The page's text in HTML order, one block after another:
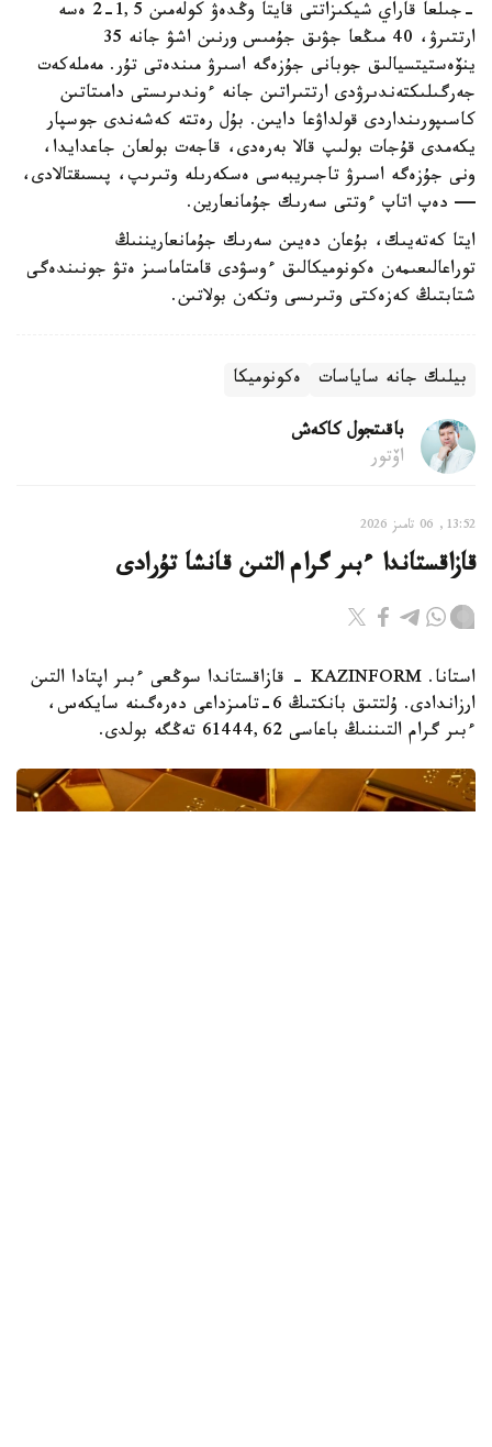
-جىلعا قاراي شيكىزاتتى قايتا وڭدەۋ كولەمىن 1,5-2 ەسە
ارتتىرۋ، 40 مىڭعا جۋىق جۇمىس ورنىن اشۋ جانە 35
ينۆەستيتسيالىق جوبانى جۇزەگە اسىرۋ مىندەتى تۇر. مەملەكەت
جەرگىلىكتەندىرۋدى ارتتىراتىن جانە ءوندىرىستى دامىتاتىن
كاسىپورىنداردى قولداۋعا دايىن. بۇل رەتتە كەشەندى جوسپار
يكەمدى قۇجات بولىپ قالا بەرەدى، قاجەت بولعان جاعدايدا،
ونى جۇزەگە اسىرۋ تاجىريبەسى ەسكەرىلە وتىرىپ، پىسىقتالادى،
— دەپ اتاپ ءوتتى سەرىك جۇمانعارين.
ايتا كەتەيىك، بۇعان دەيىن سەرىك جۇمانعاريننىڭ
توراعالىعىمەن ەكونوميكالىق ءوسۋدى قامتاماسىز ەتۋ جونىندەگى
شتابتىڭ كەزەكتى وتىرىسى وتكەن بولاتىن.
بيلىك جانە ساياسات ەكونوميكا
باقىتجول كاكەش
اۆتور
13:52, 06 تامىز 2026
قازاقستاندا ءبىر گرام التىن قانشا تۇرادى
استانا. KAZINFORM - قازاقستاندا سوڭعى ءبىر اپتادا التىن
ارزاندادى. ۇلتتىق بانكتىڭ 6-تامىزداعى دەرەگىنە سايكەس،
ءبىر گرام التىننىڭ باعاسى 61444,62 تەڭگە بولدى.